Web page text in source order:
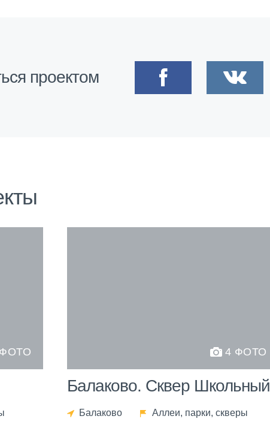
проектом
4 ФОТО
Балаково. Сквер Школьный
Балаково Аллеи, парки, скверы